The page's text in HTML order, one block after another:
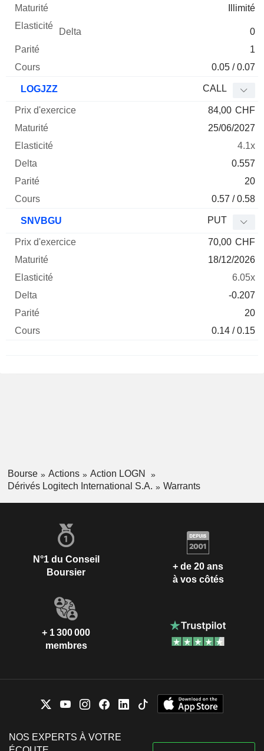
Illimité
0
1
0.05 / 0.07
LOGJZZ CALL
84,00 CHF
25/06/2027
4.1x
0.557
20
0.57 / 0.58
SNVBGU PUT
70,00 CHF
18/12/2026
6.05x
-0.207
20
0.14 / 0.15
Bourse Actions
Action LOGN
Dérivés Logitech International S.A.
Warrants
N°1 du Conseil
Boursier
+ de 20 ans
à vos côtés
+ 1 300 000
membres
NOS EXPERTS À VOTRE